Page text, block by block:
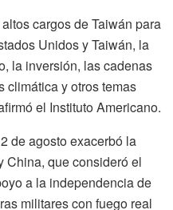
cargos de Taiwán para
Unidos y Taiwán, la
la inversión, las cadenas
climática y otros temas
el Instituto Americano.
de agosto exacerbó la
China, que consideró el
a la independencia de
militares con fuego real